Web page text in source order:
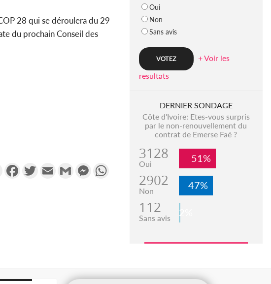
28 qui se déroulera du 29
du prochain Conseil des
PartagerFacebookTwitterEmail Gmail MessengerWhatsApp
Oui
Non
Sans avis
+ Voir les
resultats
DERNIER SONDAGE
Côte d'Ivoire: Etes-vous surpris
par le non-renouvellement du
contrat de Emerse Faé ?
3128
Oui 51%
2902
Non 47%
112
Sans avis 2%